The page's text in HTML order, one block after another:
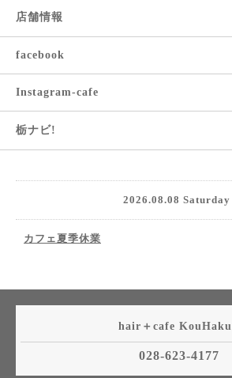
店舗情報
facebook
Instagram-cafe
栃ナビ!
2026.08.08 Saturday
カフェ夏季休業
hair＋cafe KouHaku
028-623-4177